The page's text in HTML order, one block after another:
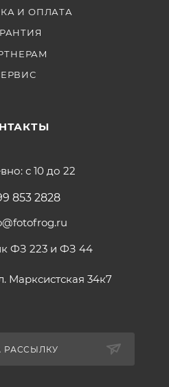
И ОПЛАТА
с 10 до 22
853 2828
ФЗ 223 и ФЗ 44
Марксистская 34к7
РАССЫЛКУ